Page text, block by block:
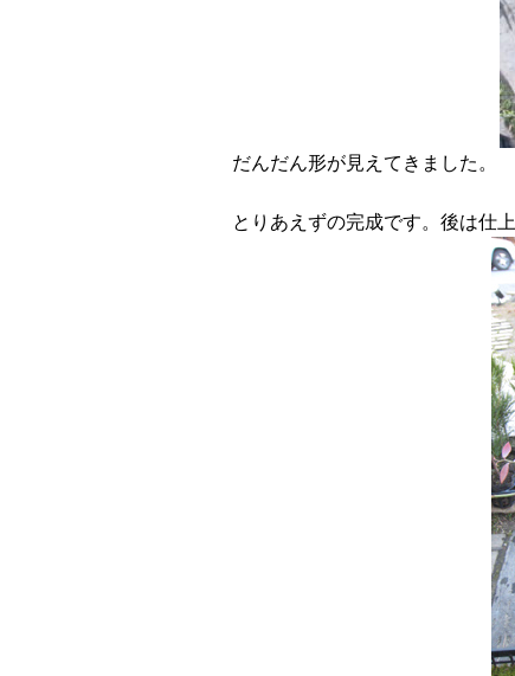
だんだん形が見えてきました。
とりあえずの完成です。後は仕